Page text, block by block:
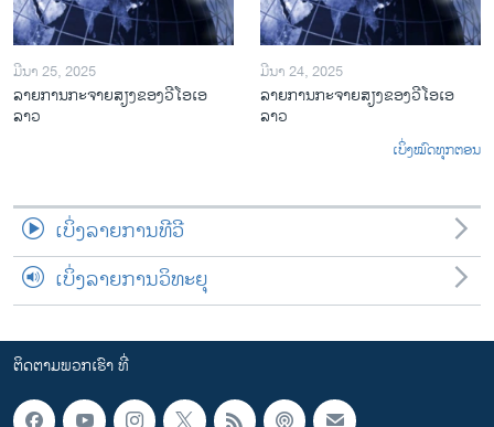
ມີນາ 25, 2025
ລາຍການກະຈາຍສຽງຂອງວີໂອເອ
ລາວ
ມີນາ 24, 2025
ລາຍການກະຈາຍສຽງຂອງວີໂອເອ
ລາວ
ເບິ່ງໝົດທຸກຕອນ
ເບິ່ງລາຍການທີວີ
ເບິ່ງລາຍການວິທະຍຸ
ຕິດຕາມພວກເຮົາ ທີ່